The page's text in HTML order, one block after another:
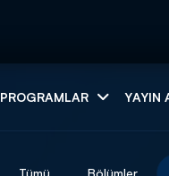
PROGRAMLAR YAYIN
ARAMA
Tümü Bölümler